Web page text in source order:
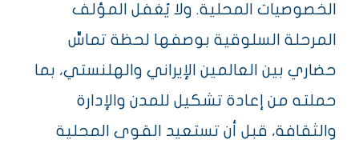
الخصوصيات المحلية. ولا يُغفل المؤلف
المرحلة السلوقية بوصفها لحظة تماسٍّ
حضاري بين العالمين الإيراني والهلنستي، بما
حملته من إعادة تشكيل للمدن والإدارة
والثقافة، قبل أن تستعيد القوى المحلية